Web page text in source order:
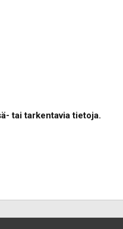
tai tarkentavia tietoja.